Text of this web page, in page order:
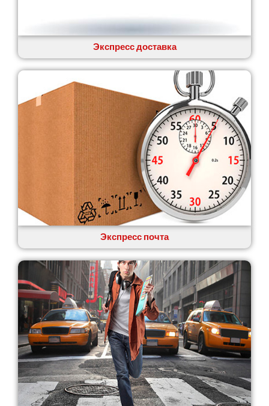
Змиев
Звенигородка
Звягель
Экспресс доставка
Экспресс почта